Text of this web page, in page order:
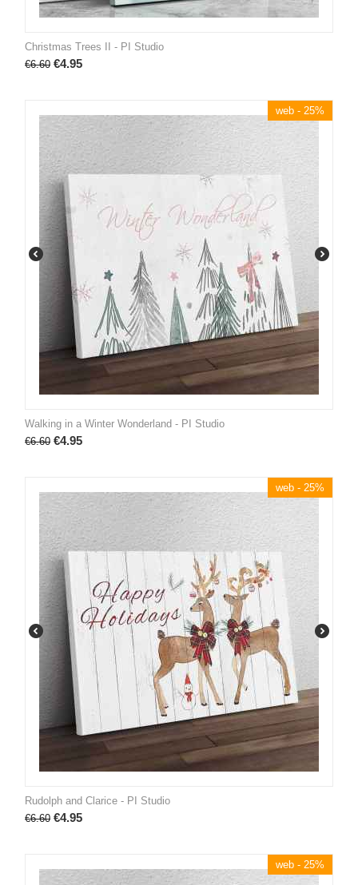
Christmas Trees II - PI Studio
€6.60 €4.95
web - 25%
Walking in a Winter Wonderland - PI Studio
€6.60 €4.95
web - 25%
Rudolph and Clarice - PI Studio
€6.60 €4.95
web - 25%